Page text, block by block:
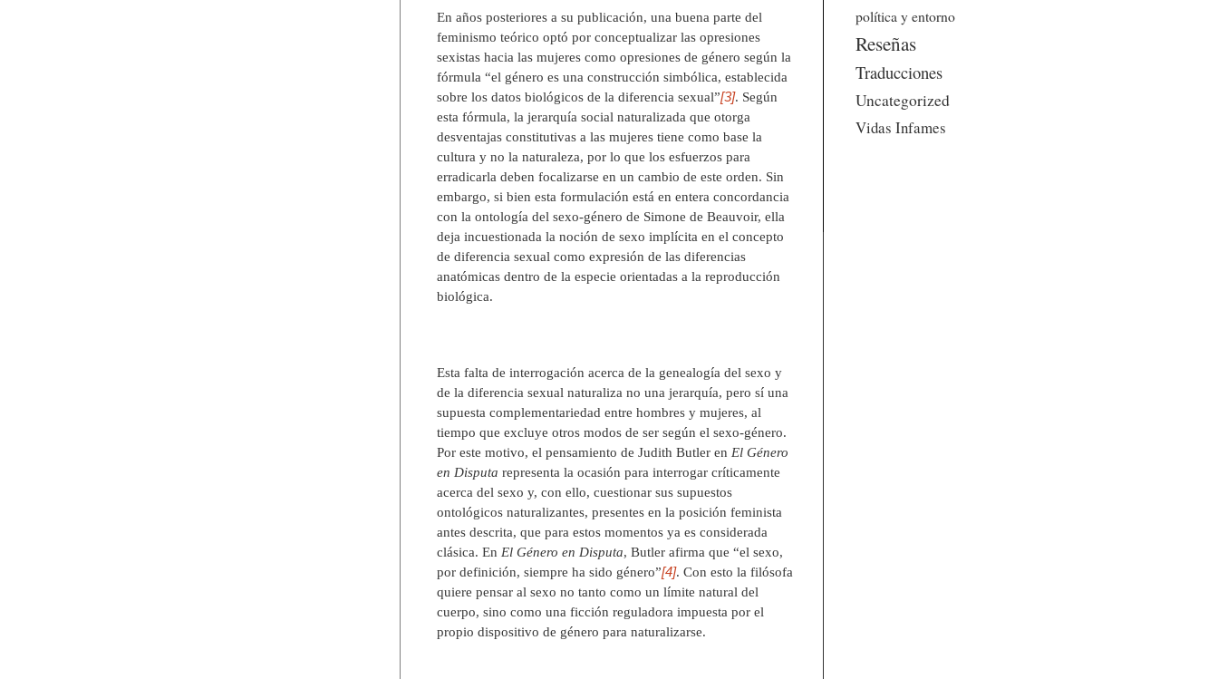
En años posteriores a su publicación, una buena parte del
feminismo teórico optó por conceptualizar las opresiones
sexistas hacia las mujeres como opresiones de género según la
fórmula “el género es una construcción simbólica, establecida
sobre los datos biológicos de la diferencia sexual”[3]. Según
esta fórmula, la jerarquía social naturalizada que otorga
desventajas constitutivas a las mujeres tiene como base la
cultura y no la naturaleza, por lo que los esfuerzos para
erradicarla deben focalizarse en un cambio de este orden. Sin
embargo, si bien esta formulación está en entera concordancia
con la ontología del sexo-género de Simone de Beauvoir, ella
deja incuestionada la noción de sexo implícita en el concepto
de diferencia sexual como expresión de las diferencias
anatómicas dentro de la especie orientadas a la reproducción
biológica.
Esta falta de interrogación acerca de la genealogía del sexo y
de la diferencia sexual naturaliza no una jerarquía, pero sí una
supuesta complementariedad entre hombres y mujeres, al
tiempo que excluye otros modos de ser según el sexo-género.
Por este motivo, el pensamiento de Judith Butler en El Género
en Disputa representa la ocasión para interrogar críticamente
acerca del sexo y, con ello, cuestionar sus supuestos
ontológicos naturalizantes, presentes en la posición feminista
antes descrita, que para estos momentos ya es considerada
clásica. En El Género en Disputa, Butler afirma que “el sexo,
por definición, siempre ha sido género”[4]. Con esto la filósofa
quiere pensar al sexo no tanto como un límite natural del
cuerpo, sino como una ficción reguladora impuesta por el
propio dispositivo de género para naturalizarse.
política y entorno
Reseñas
Traducciones
Uncategorized
Vidas Infames